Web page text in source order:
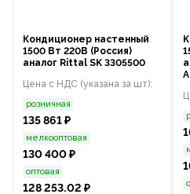
Кондиционер настенный
1500 Вт 220В (Россия)
аналог Rittal SK 3305500
Цена с НДС (указана за шт):
розничная
135 861 ₽
мелкооптовая
130 400 ₽
оптовая
128 253.02 ₽